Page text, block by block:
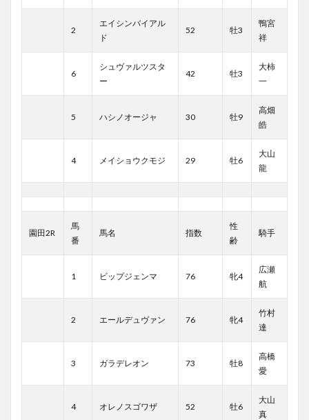
2
エイシンバイアル
ド
52 牡3
鴨宮
祥
6
シュヴァルツスタ
ー
42 牡3
大柿
一
5 ハシノオージャ 30 牡9
高畑
皓
4 メイショウクモジ 29 牡6
大山
龍
園田2R
馬
番
馬名 指数
性
齢
騎手
1 ビップジェンマ 76 牝4
広瀬
航
2 エールデュヴァン 76 牝4
竹村
達
3 ガラデレオン 73 牡8
高橋
愛
4 オレノスゴワザ 52 牡6
大山
真